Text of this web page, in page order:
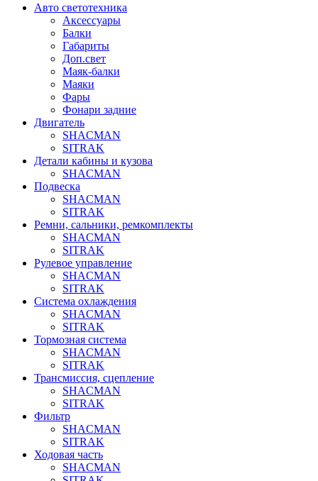
Авто светотехника
Аксессуары
Балки
Габариты
Доп.свет
Маяк-балки
Маяки
Фары
Фонари задние
Двигатель
SHACMAN
SITRAK
Детали кабины и кузова
SHACMAN
Подвеска
SHACMAN
SITRAK
Ремни, сальники, ремкомплекты
SHACMAN
SITRAK
Рулевое управление
SHACMAN
SITRAK
Система охлаждения
SHACMAN
SITRAK
Тормозная система
SHACMAN
SITRAK
Трансмиссия, сцепление
SHACMAN
SITRAK
Фильтр
SHACMAN
SITRAK
Ходовая часть
SHACMAN